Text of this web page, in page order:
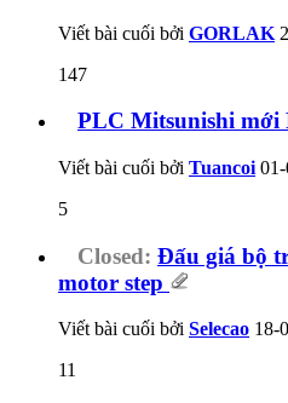
Viết bài cuối bởi GORLAK
147
PLC Mitsunishi mới
Viết bài cuối bởi Tuancoi
5
Closed: Đấu giá bộ
motor step
Viết bài cuối bởi Selecao 18-
11